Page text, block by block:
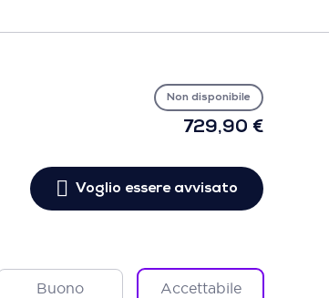
Non disponibile
729,90 €
Voglio essere avvisato
Buono Accettabile